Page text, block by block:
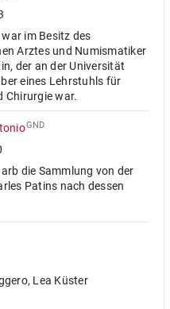
war im Besitz des
Arztes und Numismatiker
der an der Universität
eines Lehrstuhls für
Chirurgie war.
GND
die Sammlung von der
Patins nach dessen
Lea Küster